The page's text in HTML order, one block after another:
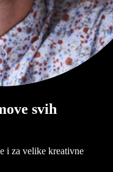
svih
i za velike kreativne